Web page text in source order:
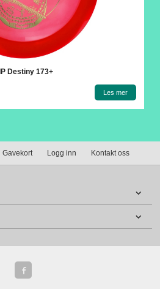
Destiny 173+
Les mer
Gavekort Logg inn Kontakt oss